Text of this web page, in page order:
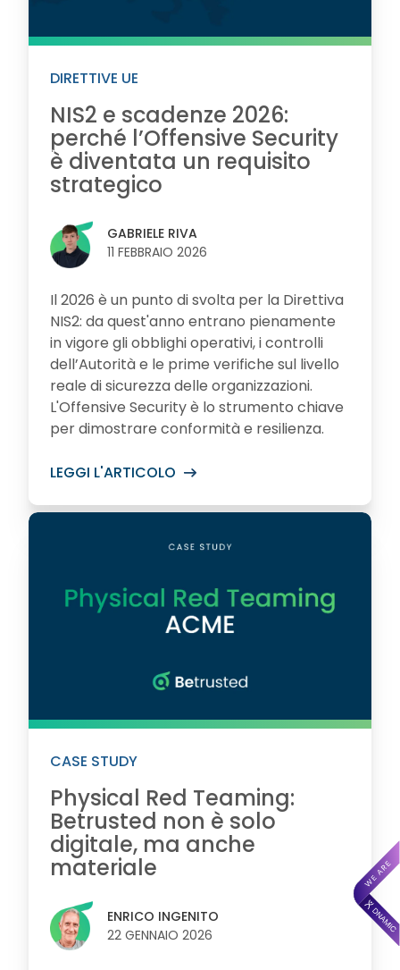
DIRETTIVE UE
NIS2 e scadenze 2026:
perché l’Offensive Security
è diventata un requisito
strategico
GABRIELE RIVA
11 FEBBRAIO 2026
Il 2026 è un punto di svolta per la Direttiva
NIS2: da quest'anno entrano pienamente
in vigore gli obblighi operativi, i controlli
dell’Autorità e le prime verifiche sul livello
reale di sicurezza delle organizzazioni.
L'Offensive Security è lo strumento chiave
per dimostrare conformità e resilienza.
LEGGI L'ARTICOLO
CASE STUDY
Physical Red Teaming:
Betrusted non è solo
digitale, ma anche
materiale
ENRICO INGENITO
22 GENNAIO 2026